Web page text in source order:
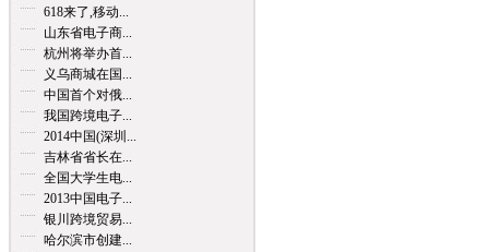
618来了,移动...
山东省电子商...
杭州将举办首...
义乌商城在国...
中国首个对俄...
我国跨境电子...
2014中国(深圳...
吉林省省长在...
全国大学生电...
2013中国电子...
银川跨境贸易...
哈尔滨市创建...